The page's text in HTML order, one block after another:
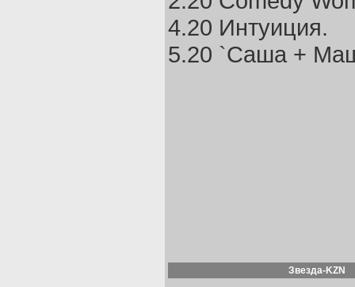
4.20 Интуиция.
5.20 `Саша +
Звезда-KZN